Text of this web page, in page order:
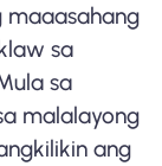
maaasahang
sa
sa
malalayong
ang